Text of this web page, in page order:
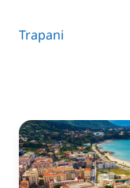
Trapani